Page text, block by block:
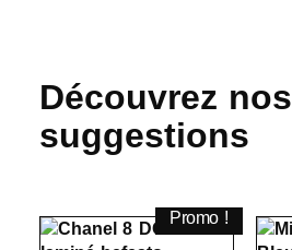
Découvrez nos
suggestions
Promo !